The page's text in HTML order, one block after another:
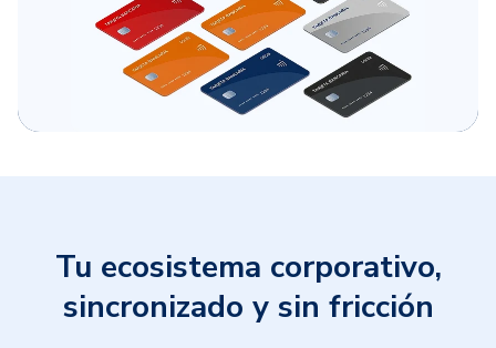
Tu ecosistema corporativo,
sincronizado y sin fricción